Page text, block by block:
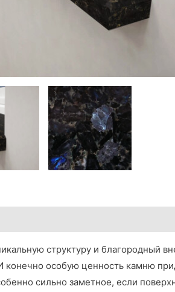
структуру и благородный
особую ценность камню
сильно заметное, если